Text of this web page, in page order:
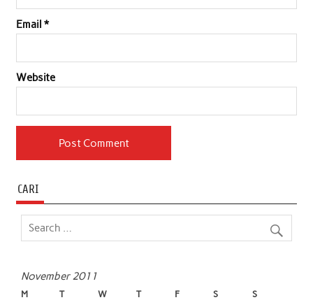
Email *
Website
CARI
November 2011
M T W T F S S